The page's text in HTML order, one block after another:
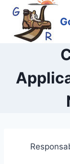
Aller
contenu